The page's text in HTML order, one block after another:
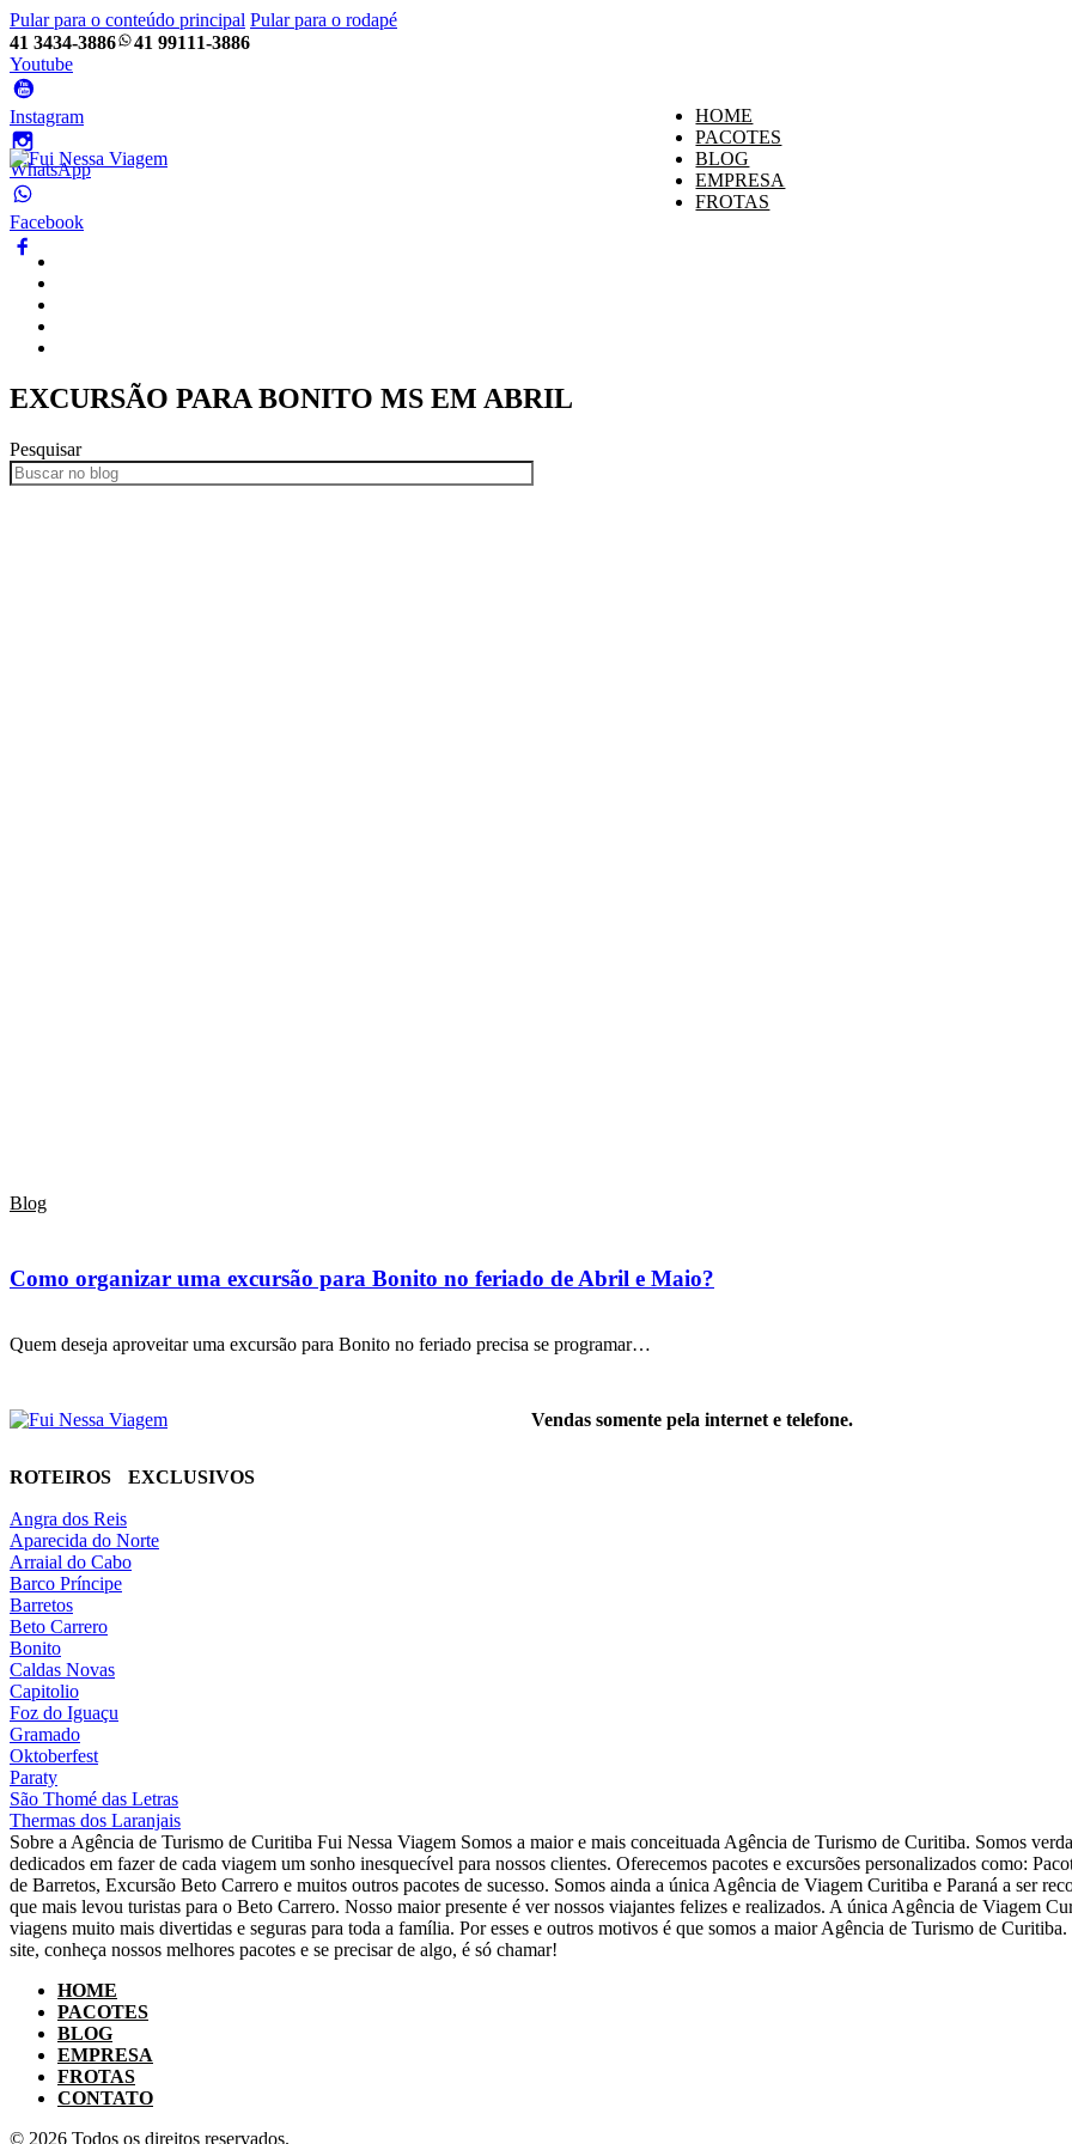
Pular para o conteúdo principal Pular para o rodapé
41 3434-3886
41 99111-3886
Youtube
Instagram
WhatsApp
Facebook
HOME
PACOTES
BLOG
EMPRESA
FROTAS
EXCURSÃO PARA BONITO MS EM ABRIL
Pesquisar
Blog
Como organizar uma excursão para Bonito no feriado de Abril e Maio?
Quem deseja aproveitar uma excursão para Bonito no feriado precisa se programar…
Vendas somente pela internet e telefone.
ROTEIROS EXCLUSIVOS
Angra dos Reis
Aparecida do Norte
Arraial do Cabo
Barco Príncipe
Barretos
Beto Carrero
Bonito
Caldas Novas
Capitolio
Foz do Iguaçu
Gramado
Oktoberfest
Paraty
São Thomé das Letras
Thermas dos Laranjais
Sobre a Agência de Turismo de Curitiba Fui Nessa Viagem Somos a maior e mais conceituada Agência de Turismo de Curitiba. Somos
dedicados em fazer de cada viagem um sonho inesquecível para nossos clientes. Oferecemos pacotes e excursões personalizados como:
de Barretos, Excursão Beto Carrero e muitos outros pacotes de sucesso. Somos ainda a única Agência de Viagem Curitiba e Paraná a ser
que mais levou turistas para o Beto Carrero. Nosso maior presente é ver nossos viajantes felizes e realizados. A única Agência de Viagem
viagens muito mais divertidas e seguras para toda a família. Por esses e outros motivos é que somos a maior Agência de Turismo de
site, conheça nossos melhores pacotes e se precisar de algo, é só chamar!
HOME
PACOTES
BLOG
EMPRESA
FROTAS
CONTATO
© 2026 Todos os direitos reservados.